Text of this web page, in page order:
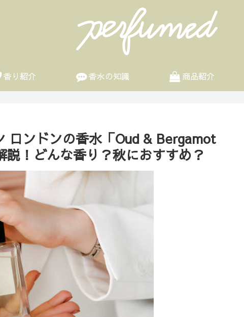
香り紹介 香水の知識 商品紹介
ロンドンの香水「Oud & Bergamot
！どんな香り？秋におすすめ？